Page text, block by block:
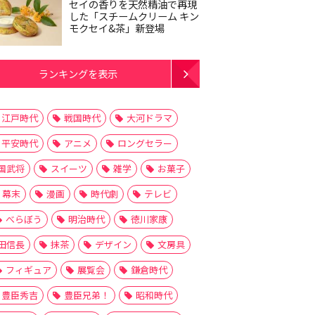
セイの香りを天然精油で再現
した「スチームクリーム キン
モクセイ&茶」新登場
ランキングを表示
江戸時代 戦国時代
大河ドラマ
平安時代
アニメ
ロングセラー
武将
スイーツ 雑学
お菓子
幕末
漫画 時代劇
テレビ
べらぼう
明治時代
徳川家康
信長
抹茶 デザイン
文房具
フィギュア
展覧会
鎌倉時代
豊臣秀吉
豊臣兄弟！
昭和時代